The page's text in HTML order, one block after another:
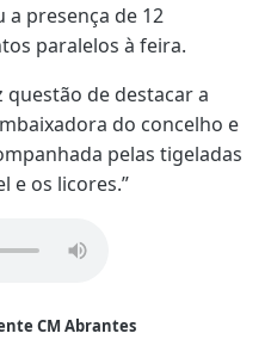
a presença de 12
paralelos à feira.
questão de destacar a
do concelho e
pelas tigeladas
e os licores.”
CM Abrantes